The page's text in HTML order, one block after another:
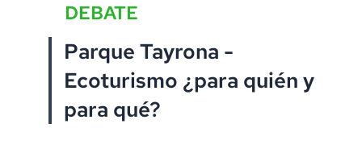
DEBATE
Parque Tayrona -
Ecoturismo ¿para quién y
para qué?